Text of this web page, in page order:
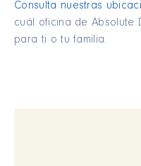
Consulta nuestras
cuál oficina de Absolute
para ti o tu familia.